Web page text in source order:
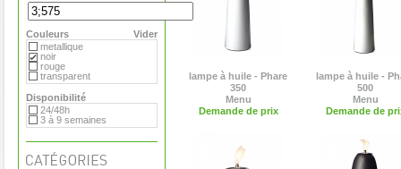
Vider
Couleurs
metallique
noir
rouge
transparent
Disponibilité
24/48h
3 à 9 semaines
lampe à huile - Phare
350
Menu
Demande de prix
lampe à huile -
500
Menu
Demande de